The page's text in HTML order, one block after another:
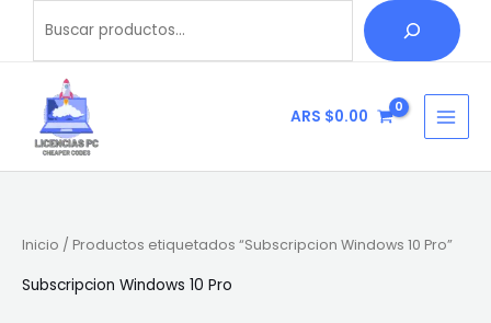
contenido
ARS $0.00
Inicio / Productos etiquetados “Subscripcion Windows 10 Pro”
Subscripcion Windows 10 Pro
Ordenado